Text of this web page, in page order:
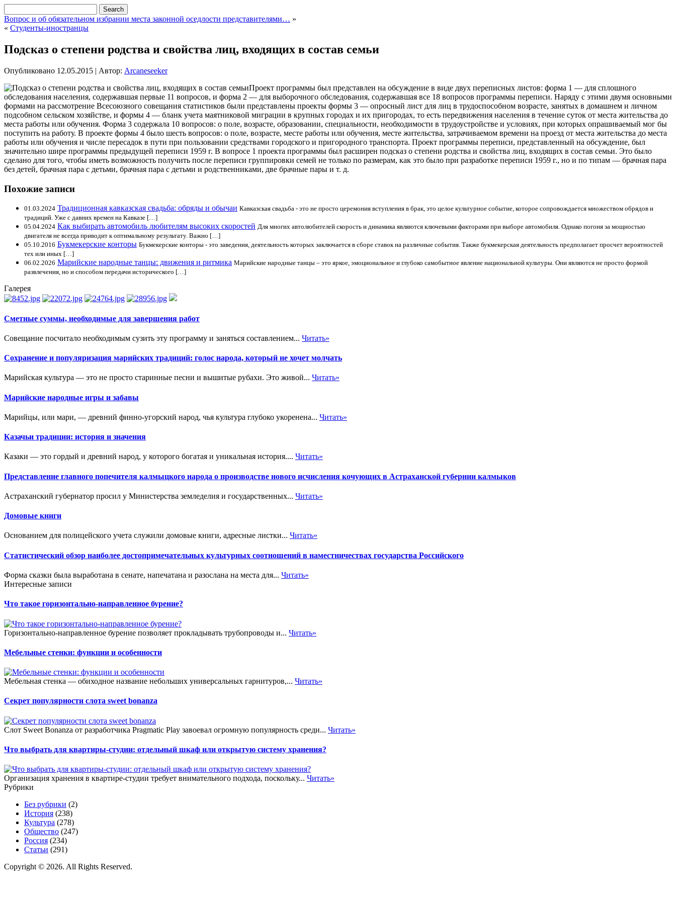
Вопрос и об обязательном избрании места законной оседлости представителями… »
« Студенты-иностранцы
Подсказ о степени родства и свойства лиц, входящих в состав семьи
Опубликовано 12.05.2015 | Автор: Arcaneseeker
Проект программы был представлен на обсуждение в виде двух переписных листов: форма 1 — для сплошного
обследования населения, содержавшая первые 11 вопросов, и форма 2 — для выборочного обследования, содержавшая все 18 вопросов программы переписи. Наряду с этими двумя основными
формами на рассмотрение Всесоюзного совещания статистиков были представлены проекты формы 3 — опросный лист для лиц в трудоспособном возрасте, занятых в домашнем и личном
подсобном сельском хозяйстве, и формы 4 — бланк учета маятниковой миграции в крупных городах и их пригородах, то есть передвижения населения в течение суток от места жительства до
места работы или обучения. Форма 3 содержала 10 вопросов: о поле, возрасте, образовании, специальности, необходимости в трудоустройстве и условиях, при которых опрашиваемый мог бы
поступить на работу. В проекте формы 4 было шесть вопросов: о поле, возрасте, месте работы или обучения, месте жительства, затрачиваемом времени на проезд от места жительства до места
работы или обучения и числе пересадок в пути при пользовании средствами городского и пригородного транспорта. Проект программы переписи, представленный на обсуждение, был
значительно шире программы предыдущей переписи 1959 г. В вопросе 1 проекта программы был расширен подсказ о степени родства и свойства лиц, входящих в состав семьи. Это было
сделано для того, чтобы иметь возможность получить после переписи группировки семей не только по размерам, как это было при разработке переписи 1959 г., но и по типам — брачная пара
без детей, брачная пара с детьми, брачная пара с детьми и родственниками, две брачные пары и т. д.
Похожие записи
01.03.2024 Традиционная кавказская свадьба: обряды и обычаи Кавказская свадьба - это не просто церемония вступления в брак, это целое культурное событие, которое сопровождается множеством обрядов и
традиций. Уже с давних времен на Кавказе […]
05.04.2024 Как выбирать автомобиль любителям высоких скоростей Для многих автолюбителей скорость и динамика являются ключевыми факторами при выборе автомобиля. Однако погоня за мощностью
двигателя не всегда приводит к оптимальному результату. Важно […]
05.10.2016 Букмекерские конторы Букмекерские конторы - это заведения, деятельность которых заключается в сборе ставок на различные события. Также букмекерская деятельность предполагает просчет вероятностей
тех или иных […]
06.02.2026 Марийские народные танцы: движения и ритмика Марийские народные танцы – это яркое, эмоциональное и глубоко самобытное явление национальной культуры. Они являются не просто формой
развлечения, но и способом передачи исторического […]
Галерея
Сметные суммы, необходимые для завершения работ
Совещание посчитало необходимым сузить эту программу и заняться составлением... Читать»
Сохранение и популяризация марийских традиций: голос народа, который не хочет молчать
Марийская культура — это не просто старинные песни и вышитые рубахи. Это живой... Читать»
Марийские народные игры и забавы
Марийцы, или мари, — древний финно-угорский народ, чья культура глубоко укоренена... Читать»
Казачьи традиции: история и значения
Казаки — это гордый и древний народ, у которого богатая и уникальная история.... Читать»
Представление главного попечителя калмыцкого народа о производстве нового исчисления кочующих в Астраханской губернии калмыков
Астраханский губернатор просил у Министерства земледелия и государственных... Читать»
Домовые книги
Основанием для полицейского учета служили домовые книги, адресные листки... Читать»
Статистический обзор наиболее достопримечательных культурных соотношений в наместничествах государства Российского
Форма сказки была выработана в сенате, напечатана и разослана на места для... Читать»
Интересные записи
Что такое горизонтально-направленное бурение?
Горизонтально-направленное бурение позволяет прокладывать трубопроводы и... Читать»
Мебельные стенки: функции и особенности
Мебельная стенка — обиходное название небольших универсальных гарнитуров,... Читать»
Секрет популярности слота sweet bonanza
Слот Sweet Bonanza от разработчика Pragmatic Play завоевал огромную популярность среди... Читать»
Что выбрать для квартиры-студии: отдельный шкаф или открытую систему хранения?
Организация хранения в квартире-студии требует внимательного подхода, поскольку... Читать»
Рубрики
Без рубрики (2)
История (238)
Культура (278)
Общество (247)
Россия (234)
Статьи (291)
Copyright © 2026. All Rights Reserved.